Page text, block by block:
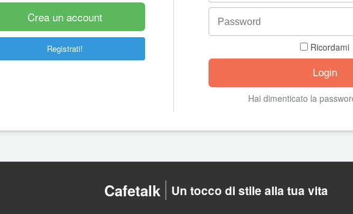
Ricordami
Hai dimenticato la
Crea un account
Registrati!
Cafetalk Un tocco di stile alla tua vita